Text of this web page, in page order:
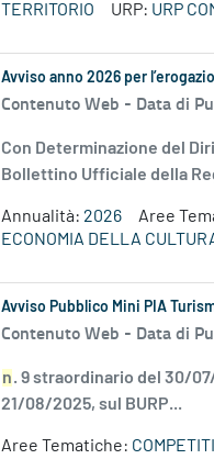
TERRITORIO
URP: URP
Avviso anno 2026 per
Contenuto Web - Data di
Con Determinazione del
Bollettino Ufficiale della
Annualità: 2026 Aree
ECONOMIA DELLA
Avviso Pubblico Mini PIA
Contenuto Web - Data di
n. 9 straordinario del 30/
21/08/2025, sul BURP...
Aree Tematiche: